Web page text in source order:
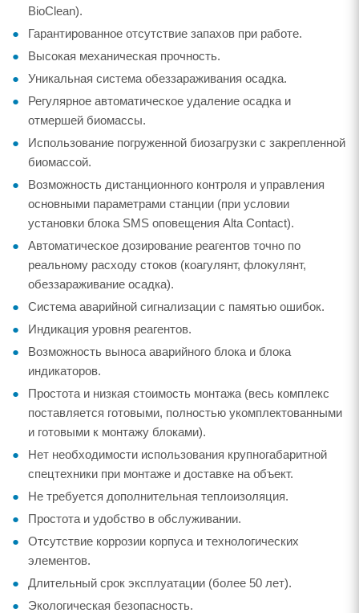
BioClean).
Гарантированное отсутствие запахов при работе.
Высокая механическая прочность.
Уникальная система обеззараживания осадка.
Регулярное автоматическое удаление осадка и
отмершей биомассы.
Использование погруженной биозагрузки с закрепленной
биомассой.
Возможность дистанционного контроля и управления
основными параметрами станции (при условии
установки блока SMS оповещения Alta Contact).
Автоматическое дозирование реагентов точно по
реальному расходу стоков (коагулянт, флокулянт,
обеззараживание осадка).
Система аварийной сигнализации с памятью ошибок.
Индикация уровня реагентов.
Возможность выноса аварийного блока и блока
индикаторов.
Простота и низкая стоимость монтажа (весь комплекс
поставляется готовыми, полностью укомплектованными
и готовыми к монтажу блоками).
Нет необходимости использования крупногабаритной
спецтехники при монтаже и доставке на объект.
Не требуется дополнительная теплоизоляция.
Простота и удобство в обслуживании.
Отсутствие коррозии корпуса и технологических
элементов.
Длительный срок эксплуатации (более 50 лет).
Экологическая безопасность.